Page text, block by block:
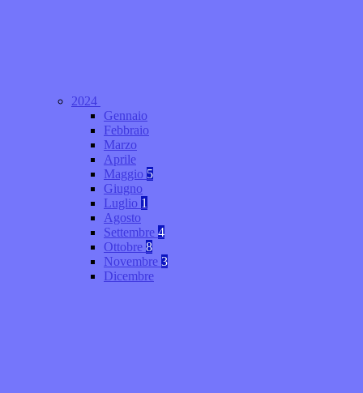
2024
Gennaio
Febbraio
Marzo
Aprile
Maggio 5
Giugno
Luglio 1
Agosto
Settembre 4
Ottobre 8
Novembre 3
Dicembre